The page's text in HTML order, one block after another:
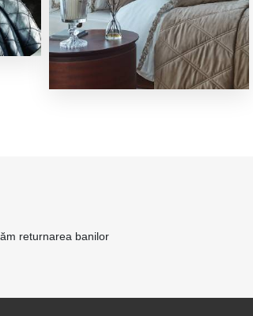
returnarea banilor